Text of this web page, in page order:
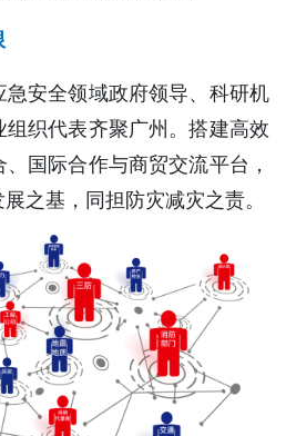
安全领域政府领导、科研机
织代表齐聚广州。搭建高效
国际合作与商贸交流平台，
之基，同担防灾减灾之责。